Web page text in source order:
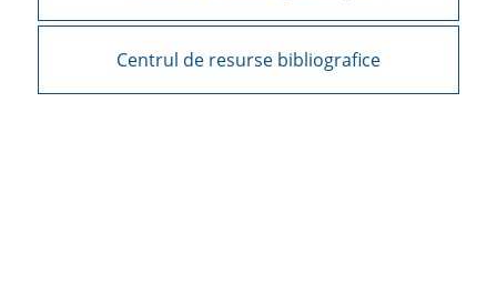
Centrul de resurse bibliografice